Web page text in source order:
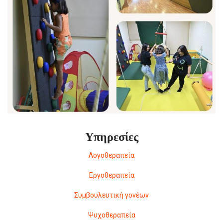
Υπηρεσίες
Λογοθεραπεία
Εργοθεραπεία
Συμβουλευτική γονέων
Ψυχοθεραπεία